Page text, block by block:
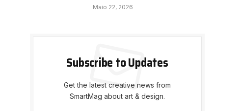
Maio 22, 2026
Subscribe to Updates
Get the latest creative news from
SmartMag about art & design.